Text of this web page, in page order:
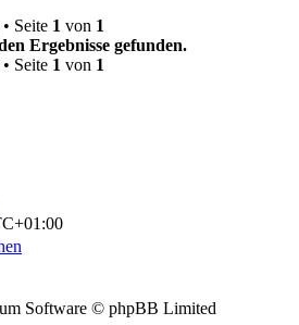
Seite 1 von 1
Ergebnisse gefunden.
Seite 1 von 1
Software © phpBB Limited